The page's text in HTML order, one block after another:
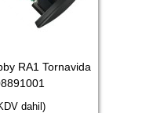
RA1 Tornavida
dahil)